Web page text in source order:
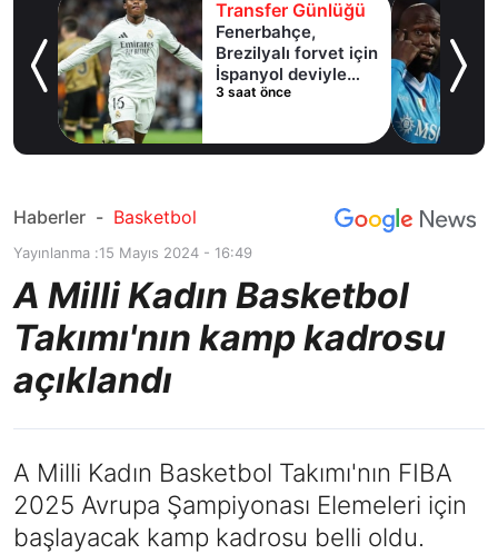
Transfer Günlüğü
Fenerbahçe,
Brezilyalı forvet için
İspanyol deviyle
masaya oturdu!
3 saat önce
Haberler - Basketbol
Yayınlanma :15 Mayıs 2024 - 16:49
A Milli Kadın Basketbol
Takımı'nın kamp kadrosu
açıklandı
A Milli Kadın Basketbol Takımı'nın FIBA
2025 Avrupa Şampiyonası Elemeleri için
başlayacak kamp kadrosu belli oldu.